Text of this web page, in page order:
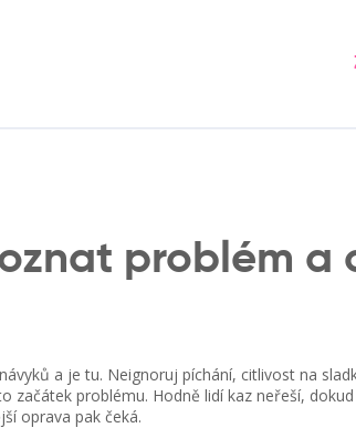
problém a
a je tu. Neignoruj píchání, citlivost na
začátek problému. Hodně lidí kaz neřeší,
oprava pak čeká.